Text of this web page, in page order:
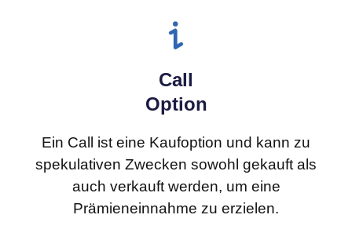
Call
Option
Ein Call ist eine Kaufoption und kann zu
spekulativen Zwecken sowohl gekauft als
auch verkauft werden, um eine
Prämieneinnahme zu erzielen.